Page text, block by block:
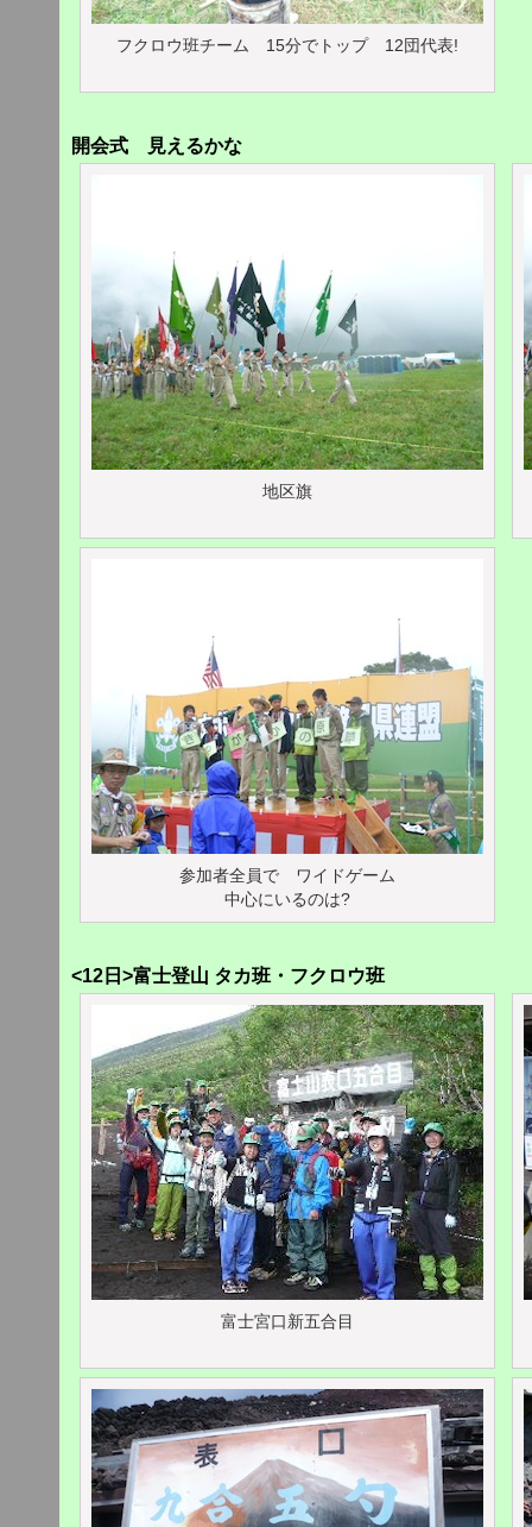
フクロウ班チーム 15分でトップ 12団代表!
開会式 見えるかな
地区旗
参加者全員で ワイドゲーム
中心にいるのは?
<12日>富士登山 タカ班・フクロウ班
富士宮口新五合目